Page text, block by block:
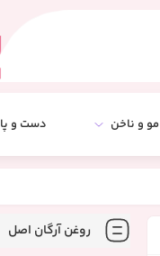
مو و ناخن دست و پا
روغن آرگان اصل